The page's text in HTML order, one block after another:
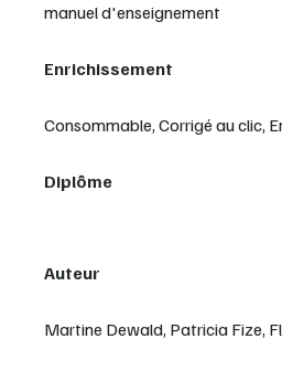
manuel d'enseignement
Enrichissement
Consommable, Corrigé au clic,
Diplôme
Auteur
Martine Dewald, Patricia Fize,